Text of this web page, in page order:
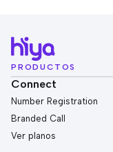
PRODUCTOS
Connect
Number Registration
Branded Call
Ver planos